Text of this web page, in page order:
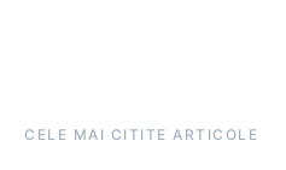
CELE MAI CITITE ARTICOLE